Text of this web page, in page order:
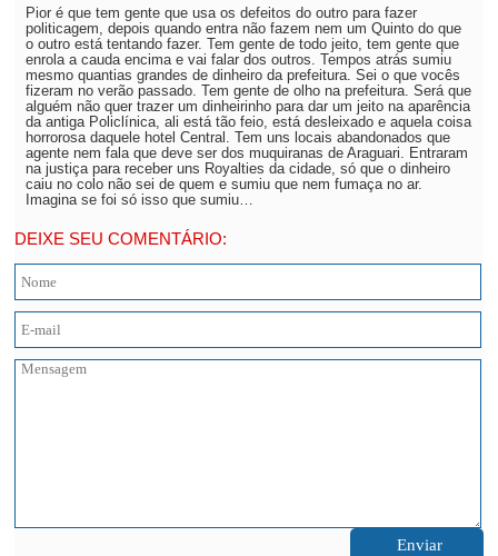
Pior é que tem gente que usa os defeitos do outro para fazer
politicagem, depois quando entra não fazem nem um Quinto do que
o outro está tentando fazer. Tem gente de todo jeito, tem gente que
enrola a cauda encima e vai falar dos outros. Tempos atrás sumiu
mesmo quantias grandes de dinheiro da prefeitura. Sei o que vocês
fizeram no verão passado. Tem gente de olho na prefeitura. Será que
alguém não quer trazer um dinheirinho para dar um jeito na aparência
da antiga Policlínica, ali está tão feio, está desleixado e aquela coisa
horrorosa daquele hotel Central. Tem uns locais abandonados que
agente nem fala que deve ser dos muquiranas de Araguari. Entraram
na justiça para receber uns Royalties da cidade, só que o dinheiro
caiu no colo não sei de quem e sumiu que nem fumaça no ar.
Imagina se foi só isso que sumiu…
DEIXE SEU COMENTÁRIO: